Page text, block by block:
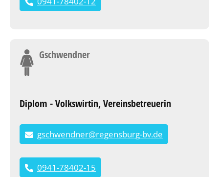
Gschwendner
Diplom - Volkswirtin, Vereinsbetreuerin
gschwendner@regensburg-bv.de
0941-78402-15